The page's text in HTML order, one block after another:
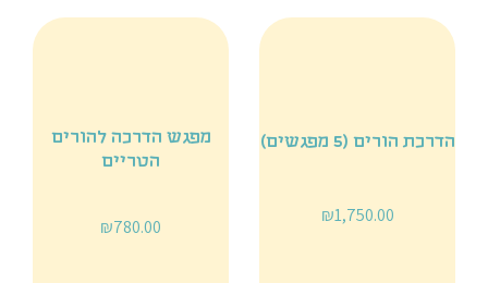
הדרכת הורים (5 מפגשים)
₪1,750.00
מפגש הדרכה להורים
הטריים
₪780.00